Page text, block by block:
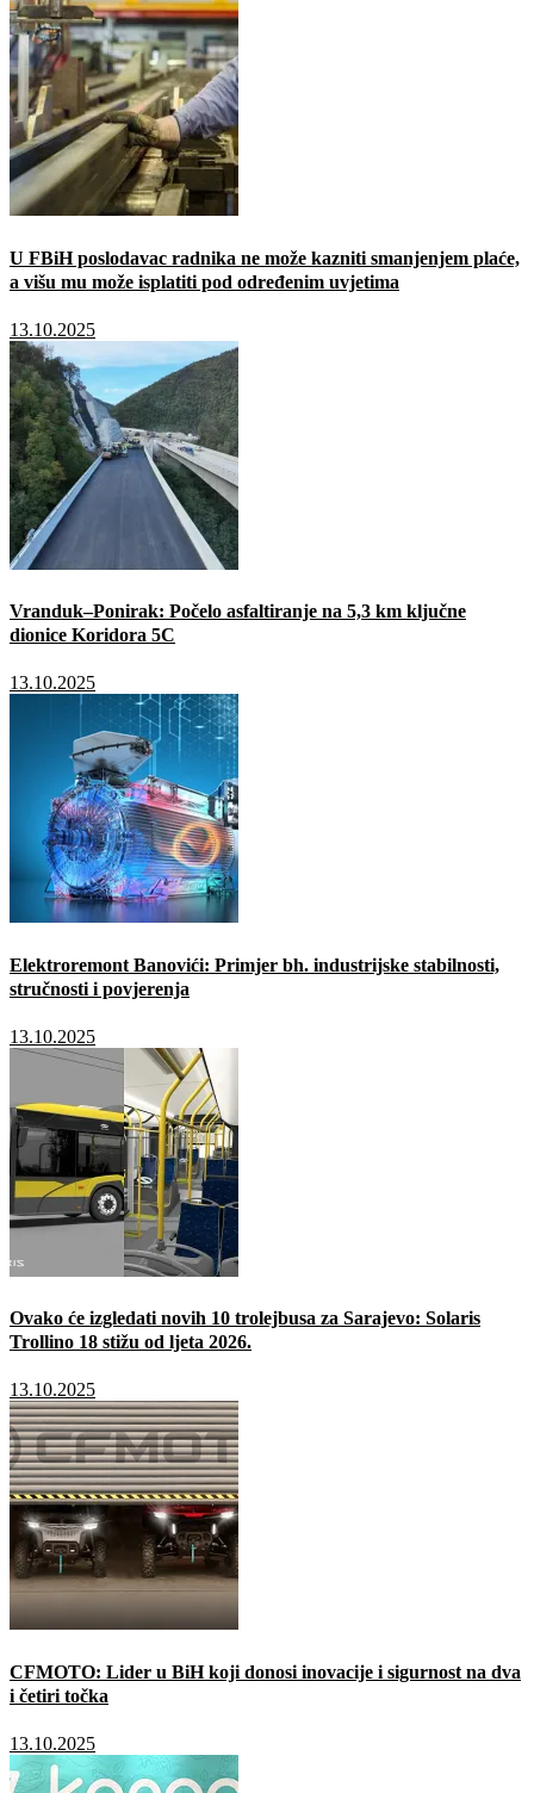
U FBiH poslodavac radnika ne može kazniti smanjenjem plaće,
a višu mu može isplatiti pod određenim uvjetima
13.10.2025
Vranduk–Ponirak: Počelo asfaltiranje na 5,3 km ključne
dionice Koridora 5C
13.10.2025
Elektroremont Banovići: Primjer bh. industrijske stabilnosti,
stručnosti i povjerenja
13.10.2025
Ovako će izgledati novih 10 trolejbusa za Sarajevo: Solaris
Trollino 18 stižu od ljeta 2026.
13.10.2025
CFMOTO: Lider u BiH koji donosi inovacije i sigurnost na dva
i četiri točka
13.10.2025